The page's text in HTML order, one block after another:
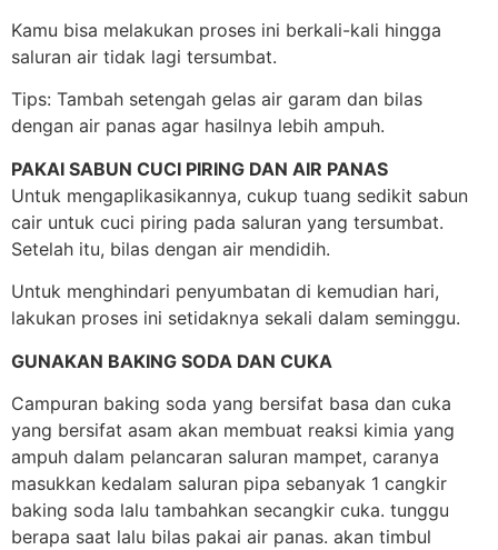
Kamu bisa melakukan proses ini berkali-kali hingga
saluran air tidak lagi tersumbat.
Tips: Tambah setengah gelas air garam dan bilas
dengan air panas agar hasilnya lebih ampuh.
PAKAI SABUN CUCI PIRING DAN AIR PANAS
Untuk mengaplikasikannya, cukup tuang sedikit sabun
cair untuk cuci piring pada saluran yang tersumbat.
Setelah itu, bilas dengan air mendidih.
Untuk menghindari penyumbatan di kemudian hari,
lakukan proses ini setidaknya sekali dalam seminggu.
GUNAKAN BAKING SODA DAN CUKA
Campuran baking soda yang bersifat basa dan cuka
yang bersifat asam akan membuat reaksi kimia yang
ampuh dalam pelancaran saluran mampet, caranya
masukkan kedalam saluran pipa sebanyak 1 cangkir
baking soda lalu tambahkan secangkir cuka. tunggu
berapa saat lalu bilas pakai air panas. akan timbul